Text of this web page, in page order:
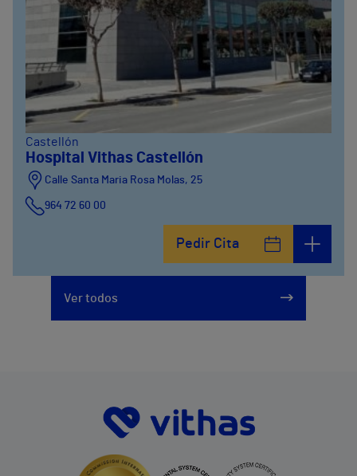
Castellón
Hospital Vithas Castellón
Calle Santa Maria Rosa Molas, 25
964 72 60 00
Pedir Cita
Ver todos